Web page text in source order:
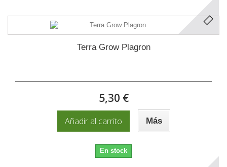
Terra Grow Plagron
5,30 €
Añadir al carrito Más
En stock